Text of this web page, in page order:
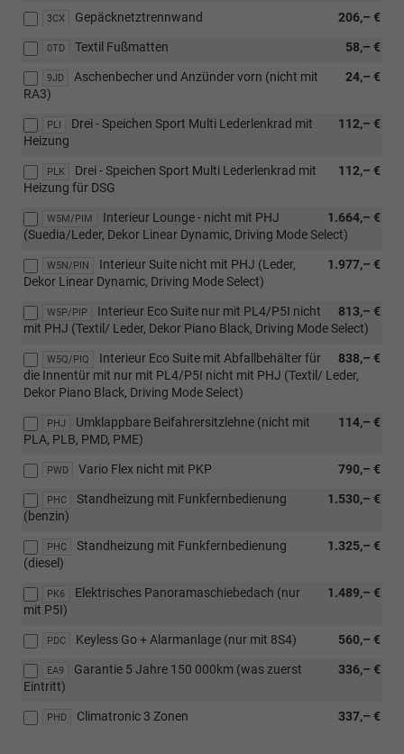
3CX 206,– €
Gepäcknetztrennwand
0TD 58,– €
Textil Fußmatten
9JD 24,– €
Aschenbecher und Anzünder vorn (nicht mit
RA3)
PLI 112,– €
Drei - Speichen Sport Multi Lederlenkrad mit
Heizung
PLK 112,– €
Drei - Speichen Sport Multi Lederlenkrad mit
Heizung für DSG
W5M/PIM 1.664,– €
Interieur Lounge - nicht mit PHJ
(Suedia/Leder, Dekor Linear Dynamic, Driving Mode Select)
W5N/PIN 1.977,– €
Interieur Suite nicht mit PHJ (Leder,
Dekor Linear Dynamic, Driving Mode Select)
W5P/PIP 813,– €
Interieur Eco Suite nur mit PL4/P5I nicht
mit PHJ (Textil/ Leder, Dekor Piano Black, Driving Mode Select)
W5Q/PIQ 838,– €
Interieur Eco Suite mit Abfallbehälter für
die Innentür mit nur mit PL4/P5I nicht mit PHJ (Textil/ Leder,
Dekor Piano Black, Driving Mode Select)
PHJ 114,– €
Umklappbare Beifahrersitzlehne (nicht mit
PLA, PLB, PMD, PME)
PWD 790,– €
Vario Flex nicht mit PKP
PHC 1.530,– €
Standheizung mit Funkfernbedienung
(benzin)
PHC 1.325,– €
Standheizung mit Funkfernbedienung
(diesel)
PK6 1.489,– €
Elektrisches Panoramaschiebedach (nur
mit P5I)
PDC 560,– €
Keyless Go + Alarmanlage (nur mit 8S4)
EA9 336,– €
Garantie 5 Jahre 150 000km (was zuerst
Eintritt)
PHD 337,– €
Climatronic 3 Zonen